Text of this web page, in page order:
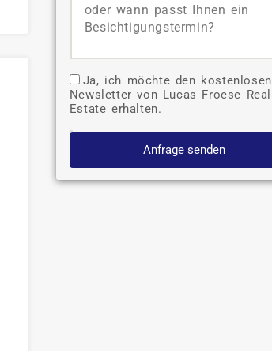
Ja, ich möchte den kostenlosen
Newsletter von Lucas Froese Real
Estate erhalten.
Anfrage senden